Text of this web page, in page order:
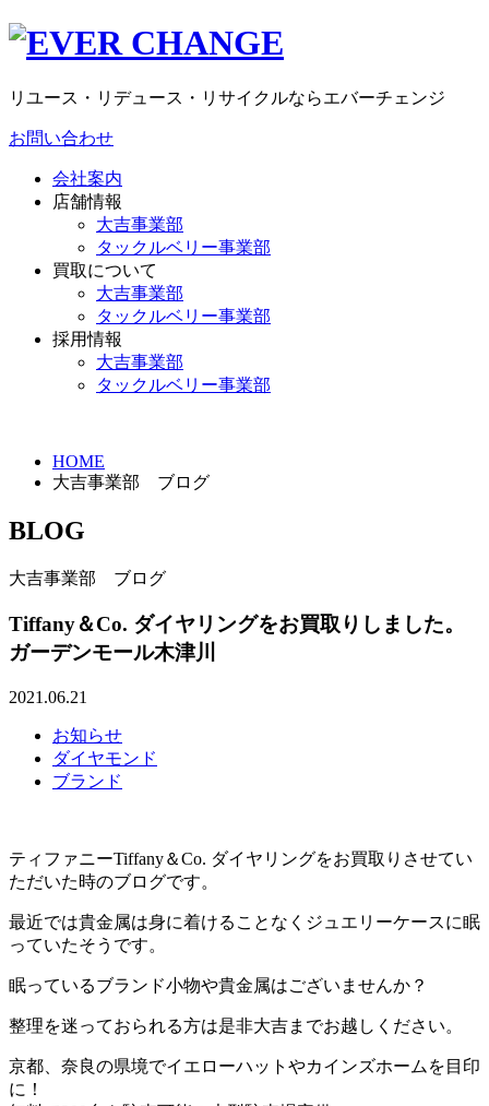
リユース・リデュース・リサイクルならエバーチェンジ
お問い合わせ
会社案内
店舗情報
大吉事業部
タックルベリー事業部
買取について
大吉事業部
タックルベリー事業部
採用情報
大吉事業部
タックルベリー事業部
HOME
大吉事業部 ブログ
BLOG
大吉事業部 ブログ
Tiffany＆Co. ダイヤリングをお買取りしました。
ガーデンモール木津川
2021.06.21
お知らせ
ダイヤモンド
ブランド
ティファニーTiffany＆Co. ダイヤリングをお買取りさせてい
ただいた時のブログです。
最近では貴金属は身に着けることなくジュエリーケースに眠
っていたそうです。
眠っているブランド小物や貴金属はございませんか？
整理を迷っておられる方は是非大吉までお越しください。
京都、奈良の県境でイエローハットやカインズホームを目印
に！